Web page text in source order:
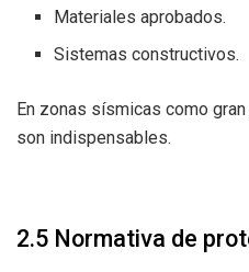
Materiales aprobados.
Sistemas constructivos.
En zonas sísmicas como
son indispensables.
2.5 Normativa de